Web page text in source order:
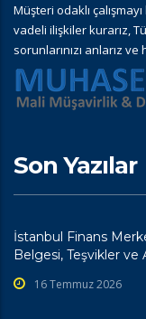
Müşteri odaklı
vadeli ilişkiler kurarız,
sorunlarınızı anlarız
Son Yazılar
İstanbul Finans
Belgesi, Teşvikler ve
16 Temmuz 2026